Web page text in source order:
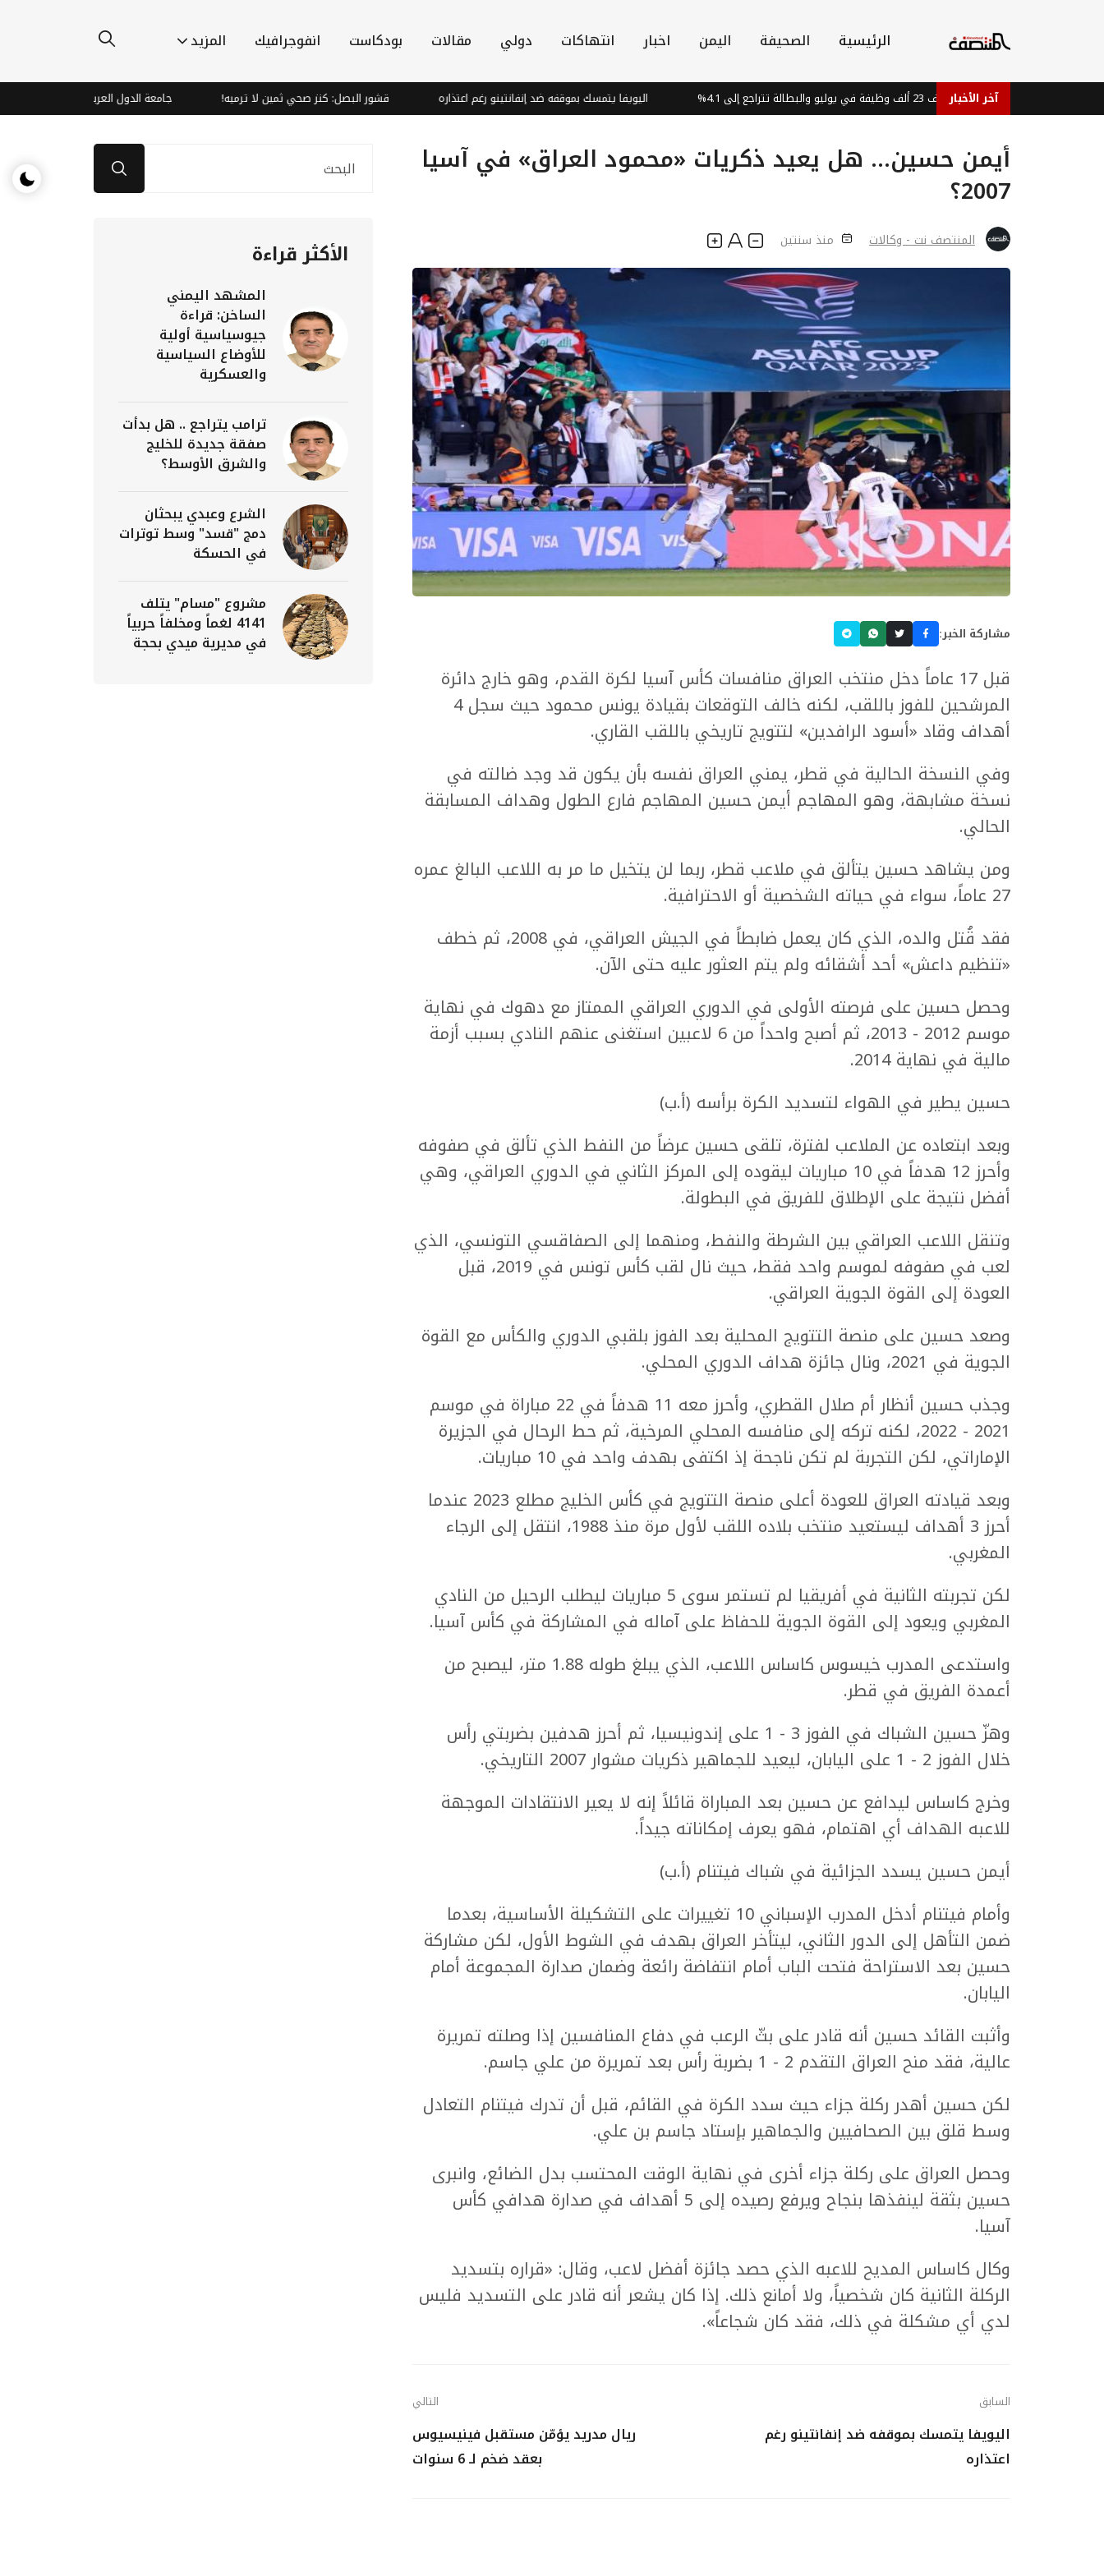
الرئيسية الصحيفة اليمن اخبار انتهاكات دولي مقالات بودكاست انفوجرافيك المزيد
آخر الأخبارالأمريكي يضيف 23 ألف وظيفة في يوليو والبطالة تتراجع إلى 4.1% اليويفا يتمسك بموقفه ضد إنفانتينو رغم اعتذاره قشور البصل: كنز صحي ثمين لا ترميه! جامعة الدول العربية تدين هجمات الحوثيين وتؤكد
أيمن حسين… هل يعيد ذكريات «محمود العراق» في آسيا
2007؟
المنتصف نت - وكالات منذ سنتين
مشاركة الخبر:
قبل 17 عاماً دخل منتخب العراق منافسات كأس آسيا لكرة القدم، وهو خارج دائرة
المرشحين للفوز باللقب، لكنه خالف التوقعات بقيادة يونس محمود حيث سجل 4
أهداف وقاد «أسود الرافدين» لتتويج تاريخي باللقب القاري.
وفي النسخة الحالية في قطر، يمني العراق نفسه بأن يكون قد وجد ضالته في
نسخة مشابهة، وهو المهاجم أيمن حسين المهاجم فارع الطول وهداف المسابقة
الحالي.
ومن يشاهد حسين يتألق في ملاعب قطر، ربما لن يتخيل ما مر به اللاعب البالغ عمره
27 عاماً، سواء في حياته الشخصية أو الاحترافية.
فقد قُتل والده، الذي كان يعمل ضابطاً في الجيش العراقي، في 2008، ثم خطف
«تنظيم داعش» أحد أشقائه ولم يتم العثور عليه حتى الآن.
وحصل حسين على فرصته الأولى في الدوري العراقي الممتاز مع دهوك في نهاية
موسم 2012 - 2013، ثم أصبح واحداً من 6 لاعبين استغنى عنهم النادي بسبب أزمة
مالية في نهاية 2014.
حسين يطير في الهواء لتسديد الكرة برأسه (أ.ب)
وبعد ابتعاده عن الملاعب لفترة، تلقى حسين عرضاً من النفط الذي تألق في صفوفه
وأحرز 12 هدفاً في 10 مباريات ليقوده إلى المركز الثاني في الدوري العراقي، وهي
أفضل نتيجة على الإطلاق للفريق في البطولة.
وتنقل اللاعب العراقي بين الشرطة والنفط، ومنهما إلى الصفاقسي التونسي، الذي
لعب في صفوفه لموسم واحد فقط، حيث نال لقب كأس تونس في 2019، قبل
العودة إلى القوة الجوية العراقي.
وصعد حسين على منصة التتويج المحلية بعد الفوز بلقبي الدوري والكأس مع القوة
الجوية في 2021، ونال جائزة هداف الدوري المحلي.
وجذب حسين أنظار أم صلال القطري، وأحرز معه 11 هدفاً في 22 مباراة في موسم
2021 - 2022، لكنه تركه إلى منافسه المحلي المرخية، ثم حط الرحال في الجزيرة
الإماراتي، لكن التجربة لم تكن ناجحة إذ اكتفى بهدف واحد في 10 مباريات.
وبعد قيادته العراق للعودة أعلى منصة التتويج في كأس الخليج مطلع 2023 عندما
أحرز 3 أهداف ليستعيد منتخب بلاده اللقب لأول مرة منذ 1988، انتقل إلى الرجاء
المغربي.
لكن تجربته الثانية في أفريقيا لم تستمر سوى 5 مباريات ليطلب الرحيل من النادي
المغربي ويعود إلى القوة الجوية للحفاظ على آماله في المشاركة في كأس آسيا.
واستدعى المدرب خيسوس كاساس اللاعب، الذي يبلغ طوله 1.88 متر، ليصبح من
أعمدة الفريق في قطر.
وهزّ حسين الشباك في الفوز 3 - 1 على إندونيسيا، ثم أحرز هدفين بضربتي رأس
خلال الفوز 2 - 1 على اليابان، ليعيد للجماهير ذكريات مشوار 2007 التاريخي.
وخرج كاساس ليدافع عن حسين بعد المباراة قائلاً إنه لا يعير الانتقادات الموجهة
للاعبه الهداف أي اهتمام، فهو يعرف إمكاناته جيداً.
أيمن حسين يسدد الجزائية في شباك فيتنام (أ.ب)
وأمام فيتنام أدخل المدرب الإسباني 10 تغييرات على التشكيلة الأساسية، بعدما
ضمن التأهل إلى الدور الثاني، ليتأخر العراق بهدف في الشوط الأول، لكن مشاركة
حسين بعد الاستراحة فتحت الباب أمام انتفاضة رائعة وضمان صدارة المجموعة أمام
اليابان.
وأثبت القائد حسين أنه قادر على بثّ الرعب في دفاع المنافسين إذا وصلته تمريرة
عالية، فقد منح العراق التقدم 2 - 1 بضربة رأس بعد تمريرة من علي جاسم.
لكن حسين أهدر ركلة جزاء حيث سدد الكرة في القائم، قبل أن تدرك فيتنام التعادل
وسط قلق بين الصحافيين والجماهير بإستاد جاسم بن علي.
وحصل العراق على ركلة جزاء أخرى في نهاية الوقت المحتسب بدل الضائع، وانبرى
حسين بثقة لينفذها بنجاح ويرفع رصيده إلى 5 أهداف في صدارة هدافي كأس
آسيا.
وكال كاساس المديح للاعبه الذي حصد جائزة أفضل لاعب، وقال: «قراره بتسديد
الركلة الثانية كان شخصياً، ولا أمانع ذلك. إذا كان يشعر أنه قادر على التسديد فليس
لدي أي مشكلة في ذلك، فقد كان شجاعاً».
السابق
اليويفا يتمسك بموقفه ضد إنفانتينو رغم
اعتذاره
التالي
ريال مدريد يؤمّن مستقبل فينيسيوس
بعقد ضخم لـ 6 سنوات
الأكثر قراءة
المشهد اليمني
الساخن: قراءة
جيوسياسية أولية
للأوضاع السياسية
والعسكرية
ترامب يتراجع .. هل بدأت
صفقة جديدة للخليج
والشرق الأوسط؟
الشرع وعبدي يبحثان
دمج "قسد" وسط توترات
في الحسكة
مشروع "مسام" يتلف
4141 لغماً ومخلفاً حربياً
في مديرية ميدي بحجة